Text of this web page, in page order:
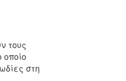
τους
στη